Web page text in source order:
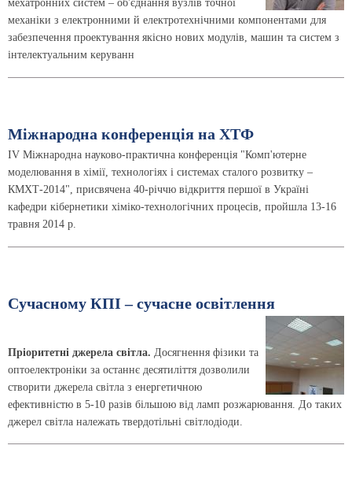
мехатронних систем – об'єднання вузлів точної
механіки з електронними й електротехнічними компонентами для
забезпечення проектування якісно нових модулів, машин та систем з
інтелектуальним керуванн
Міжнародна конференція на ХТФ
IV Міжнародна науково-практична конференція "Комп'ютерне
моделювання в хімії, технологіях і системах сталого розвитку –
КМХТ-2014", присвячена 40-річчю відкриття першої в Україні
кафедри кібернетики хіміко-технологічних процесів, пройшла 13-16
травня 2014 р.
Сучасному КПІ – сучасне освітлення
Пріоритетні джерела світла. Досягнення фізики та
оптоелектроніки за останнє десятиліття дозволили
створити джерела світла з енергетичною
ефективністю в 5-10 разів більшою від ламп розжарювання. До таких
джерел світла належать твердотільні світлодіоди.